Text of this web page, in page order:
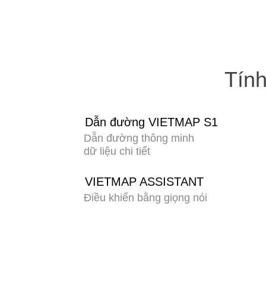
Dẫn đường VIETMAP S1
Dẫn đường thông minh
dữ liệu chi tiết
VIETMAP ASSISTANT
Điều khiển bằng giọng nói